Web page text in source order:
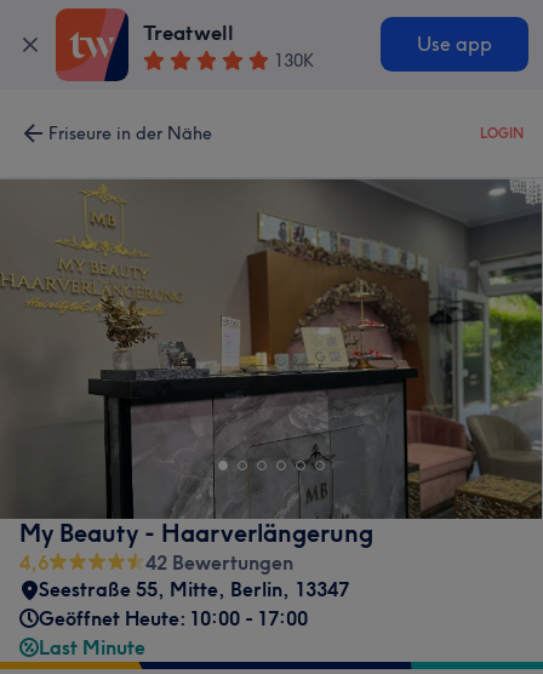
Treatwell
130K
Use app
Friseure in der Nähe LOGIN
My Beauty - Haarverlängerung
4,6
42 Bewertungen
Seestraße 55, Mitte, Berlin, 13347
Geöffnet Heute: 10:00 - 17:00
Last Minute